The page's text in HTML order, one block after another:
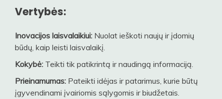
Vertybės:
Inovacijos laisvalaikiui: Nuolat ieškoti naujų ir įdomių
būdų, kaip leisti laisvalaikį.
Kokybė: Teikti tik patikrintą ir naudingą informaciją.
Prieinamumas: Pateikti idėjas ir patarimus, kurie būtų
įgyvendinami įvairiomis sąlygomis ir biudžetais.